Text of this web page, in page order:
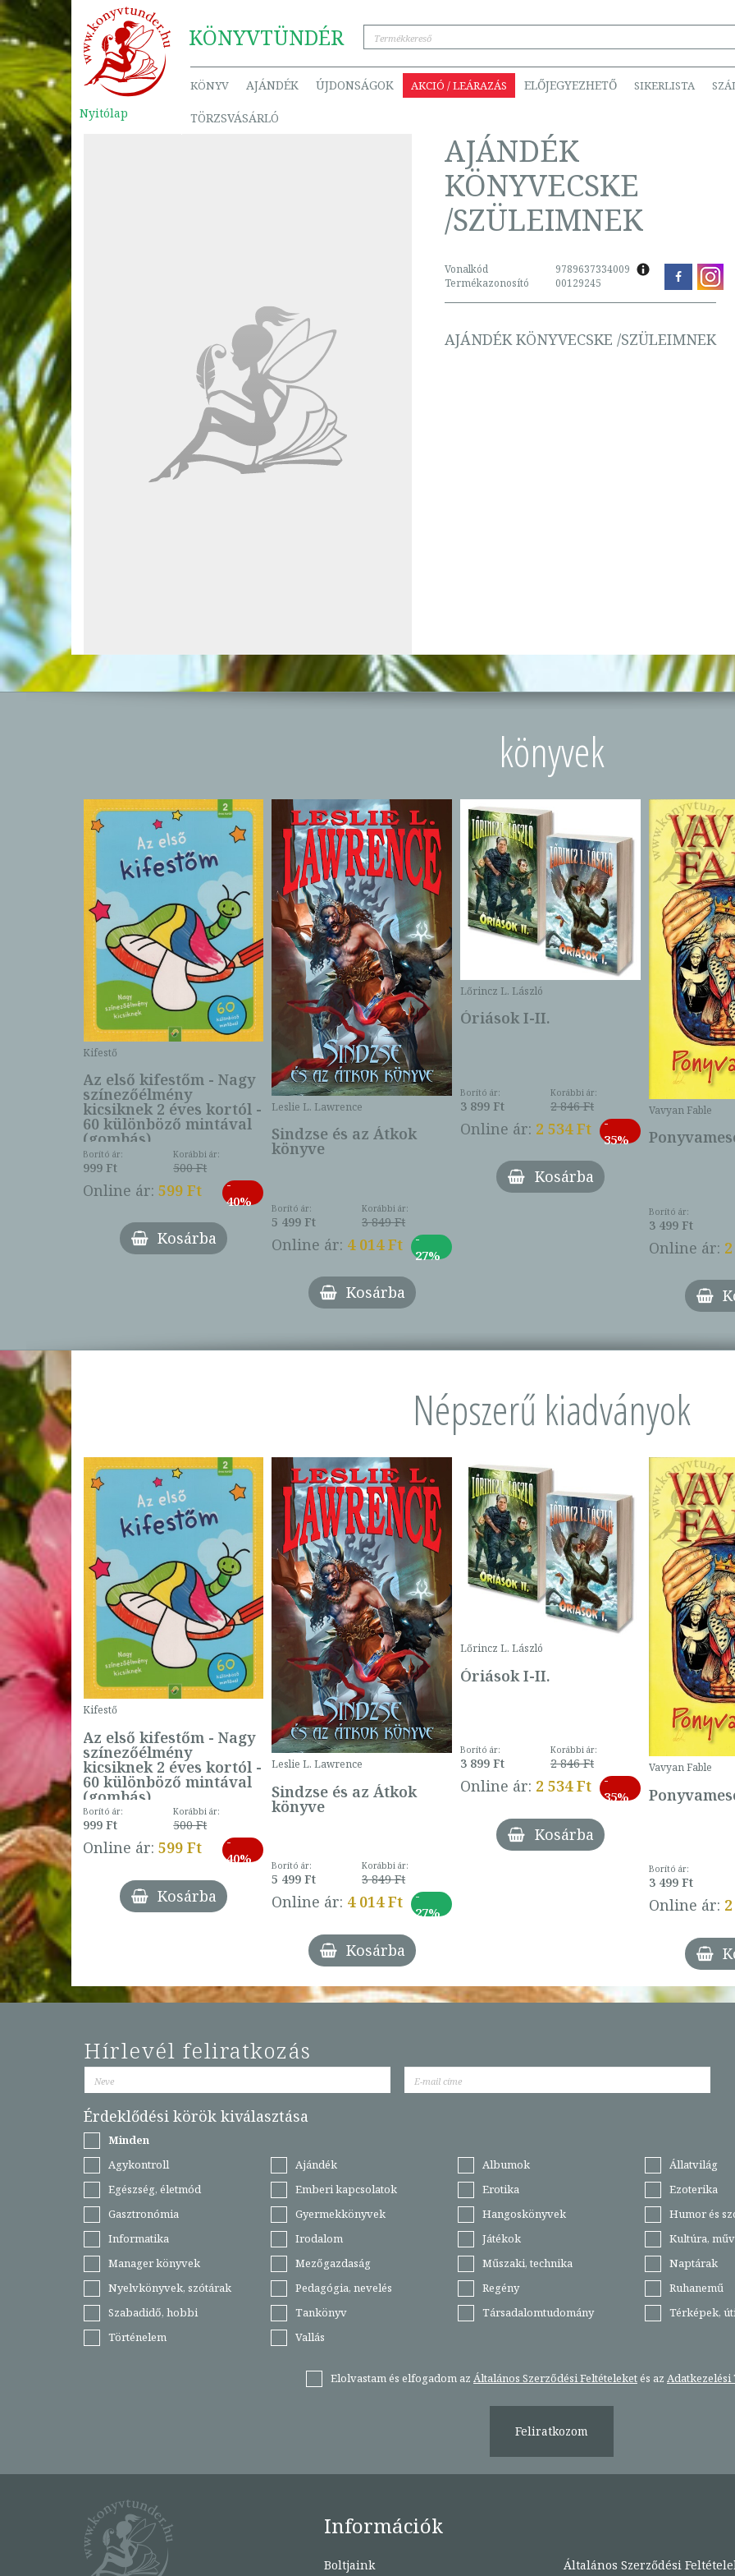
KÖNYVTÜNDÉR
KÖNYV AJÁNDÉK ÚJDONSÁGOK AKCIÓ / LEÁRAZÁS ELŐJEGYEZHETŐ SIKERLISTA
TÖRZSVÁSÁRLÓ
Nyitólap
AJÁNDÉK
KÖNYVECSKE
/SZÜLEIMNEK
Vonalkód
9789637334009
Termékazonosító
00129245
AJÁNDÉK KÖNYVECSKE /SZÜLEIMNEK
könyvek
Kifestő
Az első kifestőm - Nagy
színezőélmény
kicsiknek 2 éves kortól -
60 különböző mintával
(gombás)
Borító ár:
999 Ft
Korábbi ár:
500 Ft
Online ár: 599 Ft
-
40%
Kosárba
Leslie L. Lawrence
Sindzse és az Átkok
könyve
Borító ár:
5 499 Ft
Korábbi ár:
3 849 Ft
Online ár: 4 014 Ft
-
27%
Kosárba
Lőrincz L. László
Óriások I-II.
Borító ár:
3 899 Ft
Korábbi ár:
2 846 Ft
Online ár: 2 534 Ft
-
35%
Kosárba
Vavyan Fable
Borító ár:
3 499 Ft
Online ár:
Népszerű kiadványok
ár:
Ft
Ft
-
27%
Kifestő
Az első kifestőm - Nagy
színezőélmény
kicsiknek 2 éves kortól -
60 különböző mintával
(gombás)
Borító ár:
999 Ft
Korábbi ár:
500 Ft
Online ár: 599 Ft
-
40%
Kosárba
Leslie L. Lawrence
Sindzse és az Átkok
könyve
Borító ár:
5 499 Ft
Korábbi ár:
3 849 Ft
Online ár: 4 014 Ft
-
27%
Kosárba
Lőrincz L. László
Óriások I-II.
Borító ár:
3 899 Ft
Korábbi ár:
2 846 Ft
Online ár: 2 534 Ft
-
35%
Kosárba
Vavyan Fable
Borító ár:
3 499 Ft
Online ár:
Hírlevél feliratkozás
Érdeklődési körök kiválasztása
Minden
Agykontroll
Ajándék Albumok Állatvilág
Egészség, életmód
Emberi kapcsolatok Erotika Ezoterika
Gasztronómia
Gyermekkönyvek Hangoskönyvek Humor és
Informatika
Irodalom Játékok Kultúra,
Manager könyvek
Mezőgazdaság Műszaki, technika Naptárak
Nyelvkönyvek, szótárak
Pedagógia, nevelés Regény Ruhanemű
Szabadidő, hobbi
Tankönyv Társadalomtudomány Térképek,
Történelem
Vallás
Elolvastam és elfogadom az Általános Szerződési Feltételeketés az
Feliratkozom
Információk
Boltjaink Általános Szerződési